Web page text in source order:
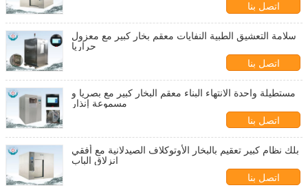
اتصل بنا
سلامة التعشيق الطبية النفايات معقم بخار كبير مع معزول
حراريا
اتصل بنا
مستطيلة واحدة الانتهاء البناء معقم البخار كبير مع بصريا و
مسموعة إنذار
اتصل بنا
بلك نظام كبير تعقيم بالبخار الأوتوكلاف الصيدلانية مع أفقي
انزلاق الباب
اتصل بنا